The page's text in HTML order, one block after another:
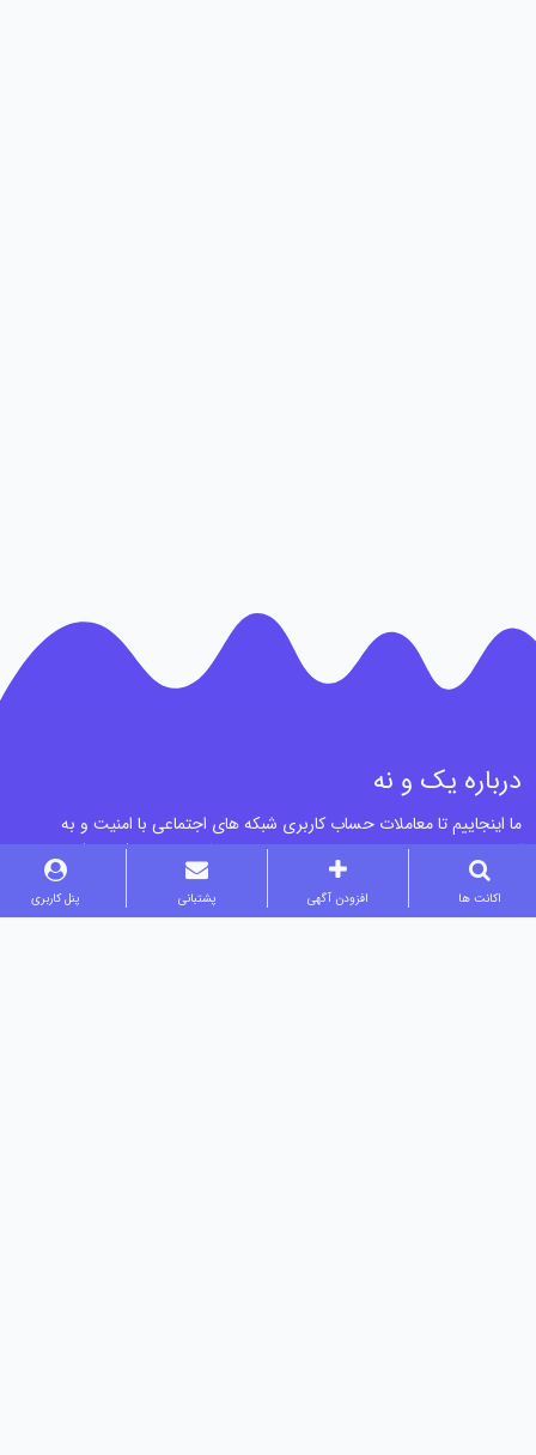
درباره یک و نه
ما اینجاییم تا معاملات حساب کاربری شبکه های اجتماعی با امنیت و به
آسونی انجام بشن. خرید و فروش اکانت اینستاگرام، توییتر (ایکس) و کانال و
گروه تلگرام با چند کلیک در یک و نه انجام میشه.
اکانت ها افزودن آگهی پشتبانی پنل کاربری